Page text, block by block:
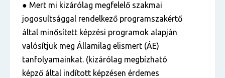
● Mert mi kizárólag megfelelő szakmai
jogosultsággal rendelkező programszakértő
által minősített képzési programok alapján
valósítjuk meg Államilag elismert (ÁE)
tanfolyamainkat. (kizárólag megbízható
képző által indított képzésen érdemes